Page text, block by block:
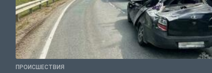
ПРОИСШЕСТВИЯ